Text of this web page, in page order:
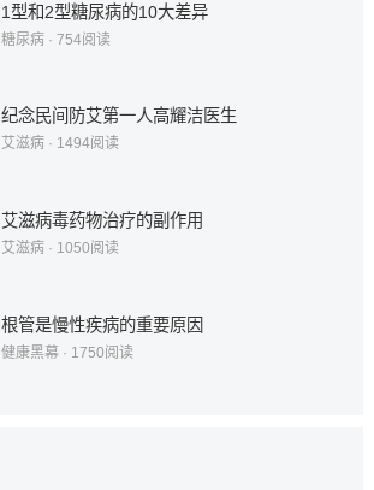
1型和2型糖尿病的10大差异
糖尿病· 754阅读
纪念民间防艾第一人高耀洁医生
艾滋病· 1494阅读
艾滋病毒药物治疗的副作用
艾滋病· 1050阅读
根管是慢性疾病的重要原因
健康黑幕· 1750阅读